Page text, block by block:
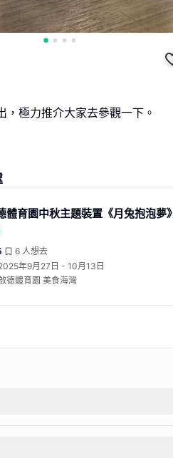
體育園中秋主題裝置《月兔抱泡夢》
6 人想去
年9月27日 - 10月13日
德體育園 美食海灣